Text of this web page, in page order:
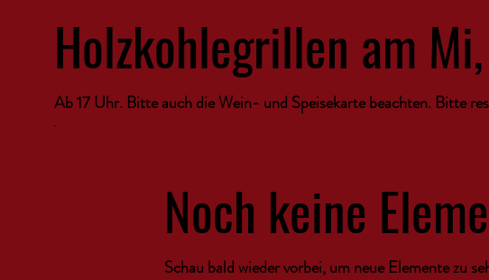
Holzkohlegrillen am
Ab 17 Uhr. Bitte auch die Wein- und Speisekarte beachten. Bitte
Noch keine
Schau bald wieder vorbei, um neue Elemente zu